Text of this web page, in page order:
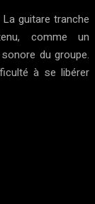
La guitare tranche
comme un
du groupe.
à se libérer